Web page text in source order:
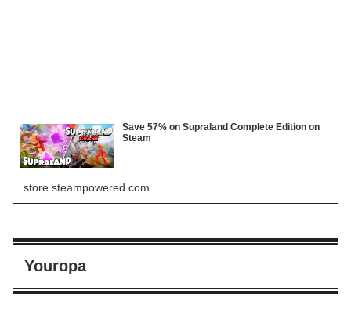
Save 57% on Supraland Complete Edition on
Steam
store.steampowered.com
Youropa